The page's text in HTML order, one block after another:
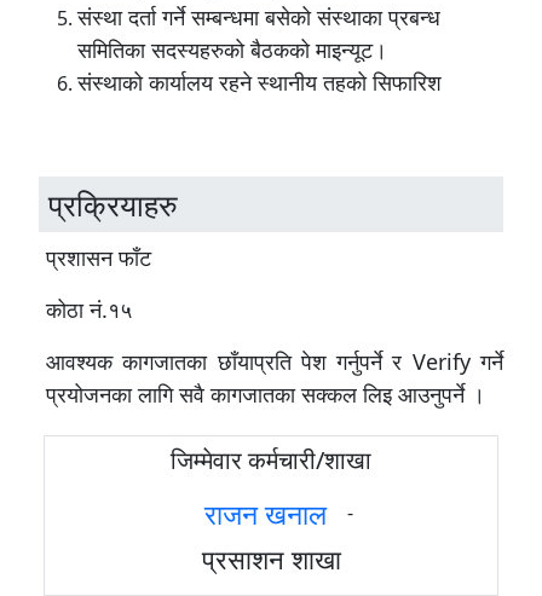
संस्था दर्ता गर्ने सम्बन्धमा बसेको संस्थाका प्रबन्ध
समितिका सदस्यहरुको बैठकको माइन्यूट।
संस्थाको कार्यालय रहने स्थानीय तहको सिफारिश
प्रक्रियाहरु
प्रशासन फाँट
कोठा नं.१५
आवश्यक कागजातका छाँयाप्रति पेश गर्नुपर्ने र Verify गर्ने
प्रयोजनका लागि सवै कागजातका सक्कल लिइ आउनुपर्ने ।
जिम्मेवार कर्मचारी/शाखा
राजन खनाल -
प्रसाशन शाखा